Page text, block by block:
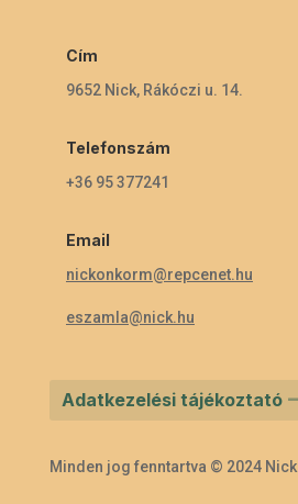
Cím
9652 Nick, Rákóczi u. 14.
Telefonszám
+36 95 377241
Email
nickonkorm@repcenet.hu
eszamla@nick.hu
Adatkezelési tájékoztató
Minden jog fenntartva © 2024 Nick